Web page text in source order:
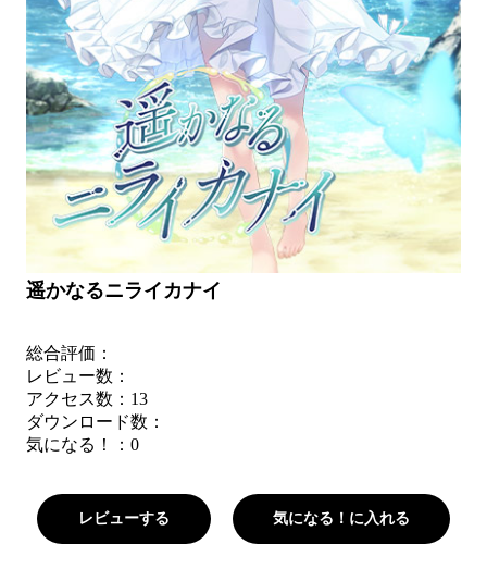
遥かなるニライカナイ
総合評価：
レビュー数：
アクセス数：13
ダウンロード数：
気になる！： 0
レビューする 気になる！に入れる